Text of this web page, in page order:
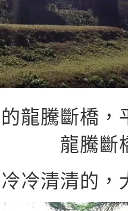
龍騰斷橋
龍騰斷
冷清清的